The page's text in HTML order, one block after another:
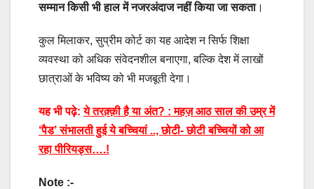
सम्मान किसी भी हाल में नजरअंदाज नहीं किया जा सकता।
कुल मिलाकर, सुप्रीम कोर्ट का यह आदेश न सिर्फ शिक्षा
व्यवस्था को अधिक संवेदनशील बनाएगा, बल्कि देश में लाखों
छात्राओं के भविष्य को भी मजबूती देगा।
यह भी पढ़े:ये तरक़्क़ी है या अंत? : महज़ आठ साल की उम्र में
‘पैड’ संभालती हुई ये बच्चियां .., छोटी- छोटी बच्चियों को आ
रहा पीरियड्स….!
Note :-